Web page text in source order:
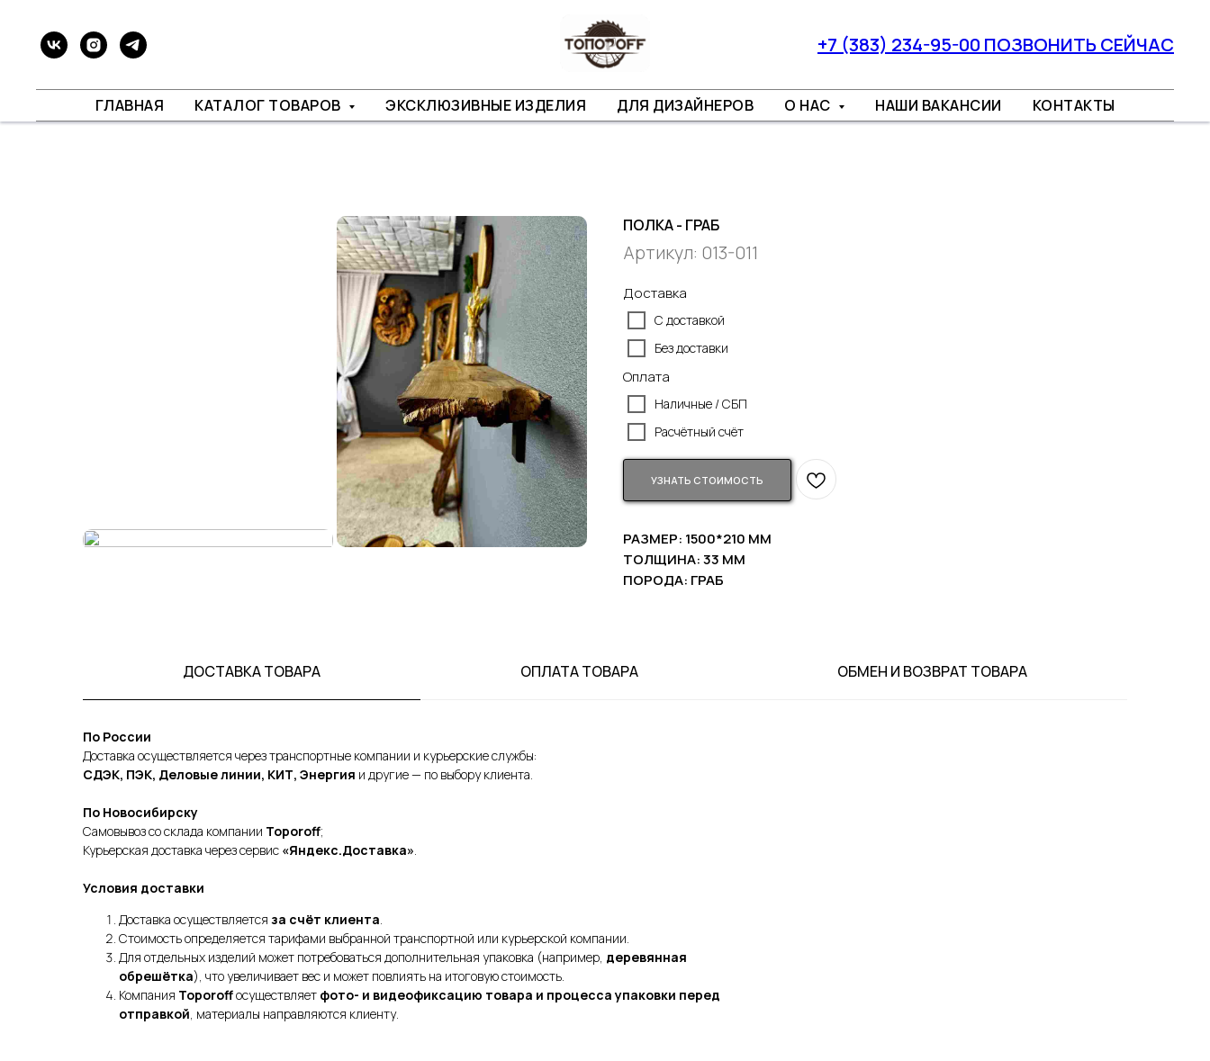
+7 (383) 234-95-00 ПОЗВОНИТЬ СЕЙЧАС
ГЛАВНАЯ КАТАЛОГ ТОВАРОВ ЭКСКЛЮЗИВНЫЕ ИЗДЕЛИЯ ДЛЯ ДИЗАЙНЕРОВ О НАС НАШИ ВАКАНСИИ КОНТАКТЫ
ПОЛКА - ГРАБ
Артикул: 013-011
Доставка
С доставкой
Без доставки
Оплата
Наличные / СБП
Расчётный счёт
УЗНАТЬ СТОИМОСТЬ
РАЗМЕР: 1500*210 ММ
ТОЛЩИНА: 33 ММ
ПОРОДА: ГРАБ
ДОСТАВКА ТОВАРА ОПЛАТА ТОВАРА ОБМЕН И ВОЗВРАТ ТОВАРА
По России
Доставка осуществляется через транспортные компании и курьерские службы:
СДЭК, ПЭК, Деловые линии, КИТ, Энергия и другие — по выбору клиента.
По Новосибирску
Самовывоз со склада компании Toporoff;
Курьерская доставка через сервис «Яндекс.Доставка»
Условия доставки
Доставка осуществляется за счёт клиента
Стоимость определяется тарифами выбранной транспортной или курьерской компании.
Для отдельных изделий может потребоваться дополнительная упаковка (например, деревянная
обрешётка), что увеличивает вес и может повлиять на итоговую стоимость.
Компания Toporoffосуществляет фото- и видеофиксацию товара и процесса упаковки перед
отправкой , материалы направляются клиенту.